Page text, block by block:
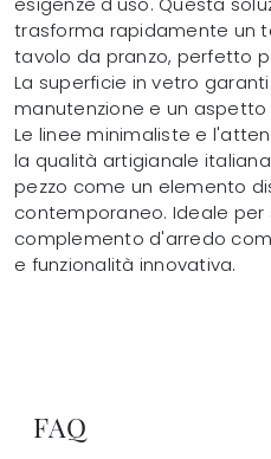
trasforma rapidamente un
tavolo da pranzo, perfetto
La superficie in vetro
manutenzione e un
Le linee minimaliste e
la qualità artigianale
pezzo come un elemento
contemporaneo. Ideale
complemento d'arredo
e funzionalità innovativa.
FAQ